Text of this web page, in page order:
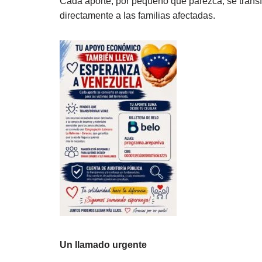
directamente a las familias afectadas.
Un llamado urgente